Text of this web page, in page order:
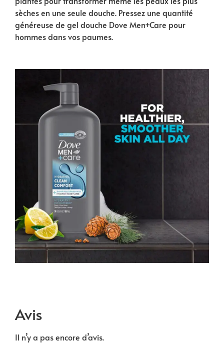
sèches en une seule douche. Pressez une quantité
généreuse de gel douche Dove Men+Care pour
hommes dans vos paumes.
Avis
Il n’y a pas encore d’avis.